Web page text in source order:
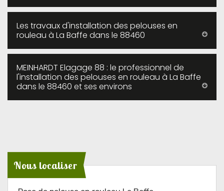
Les travaux d'installation des pelouses en
rouleau à La Baffe dans le 88460
MEINHARDT Elagage 88 : le professionnel de
l'installation des pelouses en rouleau à La Baffe
dans le 88460 et ses environs
Nous localiser